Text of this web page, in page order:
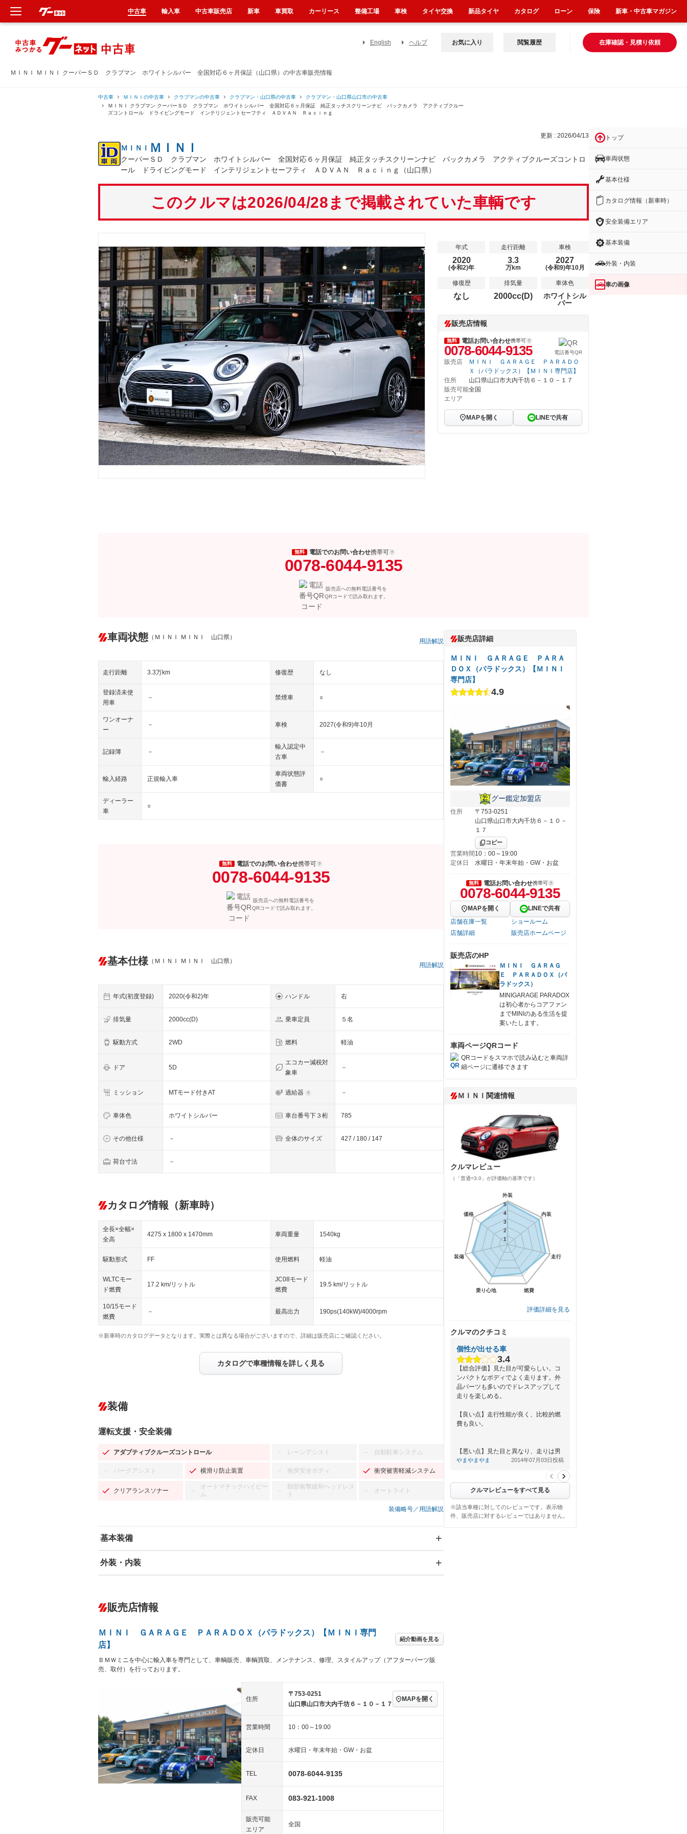
ＭＩＮＩ ＭＩＮＩ クーパーＳＤ クラブマン ホワイトシルバー 全国対応６ヶ月保証（山口県）の中古車販売情報
English ヘルプ 在庫確認・見積り依頼
お気に入り 閲覧履歴
中古車 ＭＩＮＩの中古車 クラブマンの中古車 クラブマン・山口県の中古車
クラブマン・山口県山口市の中古車
ＭＩＮＩ クラブマン クーパーＳＤ クラブマン ホワイトシルバー 全国対応６ヶ月保証 純正タッチスクリーンナビ バックカメラ アクティブクルー
ズコントロール ドライビングモード インテリジェントセーフティ ＡＤＶＡＮ Ｒａｃｉｎｇ
更新 : 2026/04/13
ＭＩＮＩ ＭＩＮＩ
クーパーＳＤ クラブマン ホワイトシルバー 全国対応６ヶ月保証 純正タッチスクリーンナビ バックカメラ アクティブクルーズコントロ
ール ドライビングモード インテリジェントセーフティ ＡＤＶＡＮ Ｒａｃｉｎｇ（山口県）
このクルマは2026/04/28まで掲載されていた車輌です
年式
2020
(令和2)年
走行距離
3.3
万km
車検
2027
(令和9)年10月
修復歴
なし
排気量
2000cc(D)
車体色
ホワイトシル
バー
販売店情報
無料 電話お問い合わせ携帯可
0078-6044-9135 電話番号QR
販売店
ＭＩＮＩ ＧＡＲＡＧＥ ＰＡＲＡＤＯ
Ｘ（パラドックス）【ＭＩＮＩ専門店】
住所
山口県山口市大内千坊６－１０－１７
販売可能
エリア
全国
MAPを開く LINEで共有
無料 電話でのお問い合わせ携帯可
0078-6044-9135
販売店への無料電話番号を
QRコードで読み取れます。
車両状態 （ＭＩＮＩ ＭＩＮＩ 山口県）
用語解説
走行距離 3.3万km 修復歴 なし
登録済未使
用車
－ 禁煙車 ○
ワンオーナ
ー
－ 車検 2027(令和9)年10月
記録簿 －
輸入認定中
古車
－
輸入経路 正規輸入車
車両状態評
価書
○
ディーラー
車
○
無料 電話でのお問い合わせ携帯可
0078-6044-9135
販売店への無料電話番号を
QRコードで読み取れます。
基本仕様 （ＭＩＮＩ ＭＩＮＩ 山口県）
用語解説
年式(初度登録) 2020(令和2)年 ハンドル 右
排気量 2000cc(D) 乗車定員 ５名
駆動方式 2WD 燃料 軽油
ドア 5D
エコカー減税対
象車
－
ミッション MTモード付きAT 過給器 －
車体色 ホワイトシルバー 車台番号下３桁 785
その他仕様 － 全体のサイズ 427 / 180 / 147
荷台寸法 －
カタログ情報（新車時）
全長×全幅×
全高
4275 x 1800 x 1470mm 車両重量 1540kg
駆動形式 FF 使用燃料 軽油
WLTCモー
ド燃費
17.2 km/リットル
JC08モード
燃費
19.5 km/リットル
10/15モード
燃費
－ 最高出力 190ps(140kW)/4000rpm
※新車時のカタログデータとなります。実際とは異なる場合がございますので、詳細は販売店にご確認ください。
カタログで車種情報を詳しく見る
装備
運転支援・安全装備
アダプティブクルーズコントロール － レーンアシスト － 自動駐車システム
－ パークアシスト 横滑り防止装置 － 衝突安全ボディ 衝突被害軽減システム
クリアランスソナー －
オートマチックハイビー
ム
－
頸部衝撃緩和ヘッドレス
ト
－ オートライト
装備略号／用語解説
基本装備
エアバッグ：運転席/助手席/サイド
－ ダウンヒルアシストコントロール
Bluetooth接続 － クリーンディーゼル － センターデフロック
－ レンタカーアップ － 展示・試乗車 － 電動格納ミラー
外装・内装
－ オーディオ
－
ー
革シート － ハーフレザーシート キーレス
ETC2.0
パワーシート
チップアップシート オットマン － 電動格納サードシート
－ シートヒーター － ウォークスルー 後席モニター
－ フロントカメラ － シートエアコン
－ ルーフレール － エアサスペンション
販売店情報
ＭＩＮＩ ＧＡＲＡＧＥ ＰＡＲＡＤＯＸ（パラドックス）【ＭＩＮＩ専門
店】
紹介動画を見る
ＢＭＷミニを中心に輸入車を専門として、車輌販売、車輌買取、メンテナンス、修理、スタイルアップ（アフターパーツ販
売、取付）を行っております。
住所
〒753-0251
山口県山口市大内千坊６－１０－１７
MAPを開く
営業時間 10：00～19:00
定休日 水曜日・年末年始・GW・お盆
TEL 0078-6044-9135
FAX 083-921-1008
販売可能
エリア
全国
販売店詳細
ＭＩＮＩ ＧＡＲＡＧＥ ＰＡＲＡ
ＤＯＸ（パラドックス）【ＭＩＮＩ
専門店】
4.9
グー鑑定加盟店
住所
〒753-0251
山口県山口市大内千坊６－１０－
１７
コピー
営業時間10：00～19:00
定休日
水曜日・年末年始・GW・お盆
無料 電話お問い合わせ携帯可
0078-6044-9135
MAPを開く
LINEで共有
店舗在庫一覧
ショールーム
店舗詳細
販売店ホームページ
販売店のHP
ＭＩＮＩ ＧＡＲＡＧ
Ｅ ＰＡＲＡＤＯＸ（パ
ラドックス）
MINIGARAGE PARADOX
は初心者からコアファン
までMINIのある生活を提
案いたします。
車両ページQRコード
QRコードをスマホで読み込むと車両詳
細ページに遷移できます
ＭＩＮＩ関連情報
クルマレビュー
（「普通=3.0」が評価軸の基準です）
外装
内装
走行
燃費
乗り心地
装備
価格
1
2
3
4
5
外装
内装
走行
燃費
乗り心地
装備
価格
1
2
3
4
5
評価詳細を見る
クルマのクチコミ
個性が出せる車
3.4
【総合評価】見た目が可愛らしい。コ
ンパクトなボディでよく走ります。外
品パーツも多いのでドレスアップして
走りを楽しめる。
【良い点】走行性能が良く、比較的燃
費も良い。
【悪い点】見た目と異なり、走りは男
性向き。ハンドルが重た…
やまやまやま 2014年07月03日投稿
クルマレビューをすべて見る
※該当車種に対してのレビューです。表示物
件、販売店に対するレビューではありません。
トップ
車両状態
基本仕様
カタログ情報（新車時）
安全装備エリア
基本装備
外装・内装
車の画像
中古車 輸入車 中古車販売店 新車 車買取 カーリース 整備工場 車検 タイヤ交換 新品タイヤ カタログ ローン 保険 新車・中古車マガジン
新車
中古車